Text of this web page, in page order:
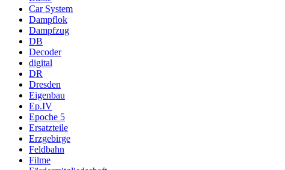
Car System
Dampflok
Dampfzug
DB
Decoder
digital
DR
Dresden
Eigenbau
Ep.IV
Epoche 5
Ersatzteile
Erzgebirge
Feldbahn
Filme